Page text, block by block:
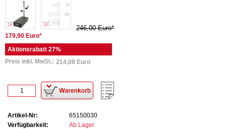
246,00 Euro*
179,90 Euro*
Aktionsrabatt 27%
Preis inkl. MwSt.: 214,08 Euro
Artikel-Nr:
65150030
Verfügbarkeit:
Ab Lager